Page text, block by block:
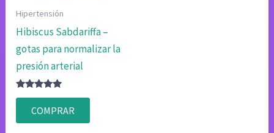
Hipertensión
Hibiscus Sabdariffa –
gotas para normalizar la
presión arterial
Valorado
4.80
de 5
COMPRAR